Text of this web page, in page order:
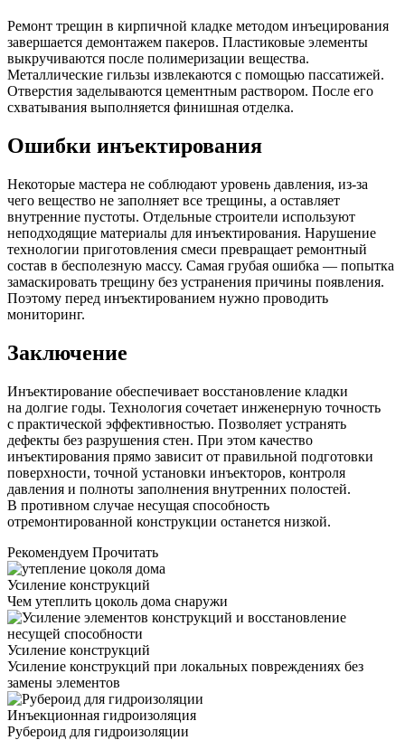
Ремонт трещин в кирпичной кладке методом инъецирования
завершается демонтажем пакеров. Пластиковые элементы
выкручиваются после полимеризации вещества.
Металлические гильзы извлекаются с помощью пассатижей.
Отверстия заделываются цементным раствором. После его
схватывания выполняется финишная отделка.
Ошибки инъектирования
Некоторые мастера не соблюдают уровень давления, из-за
чего вещество не заполняет все трещины, а оставляет
внутренние пустоты. Отдельные строители используют
неподходящие материалы для инъектирования. Нарушение
технологии приготовления смеси превращает ремонтный
состав в бесполезную массу. Самая грубая ошибка — попытка
замаскировать трещину без устранения причины появления.
Поэтому перед инъектированием нужно проводить
мониторинг.
Заключение
Инъектирование обеспечивает восстановление кладки
на долгие годы. Технология сочетает инженерную точность
с практической эффективностью. Позволяет устранять
дефекты без разрушения стен. При этом качество
инъектирования прямо зависит от правильной подготовки
поверхности, точной установки инъекторов, контроля
давления и полноты заполнения внутренних полостей.
В противном случае несущая способность
отремонтированной конструкции останется низкой.
Рекомендуем Прочитать
Усиление конструкций
Чем утеплить цоколь дома снаружи
Усиление конструкций
Усиление конструкций при локальных повреждениях без
замены элементов
Инъекционная гидроизоляция
Рубероид для гидроизоляции